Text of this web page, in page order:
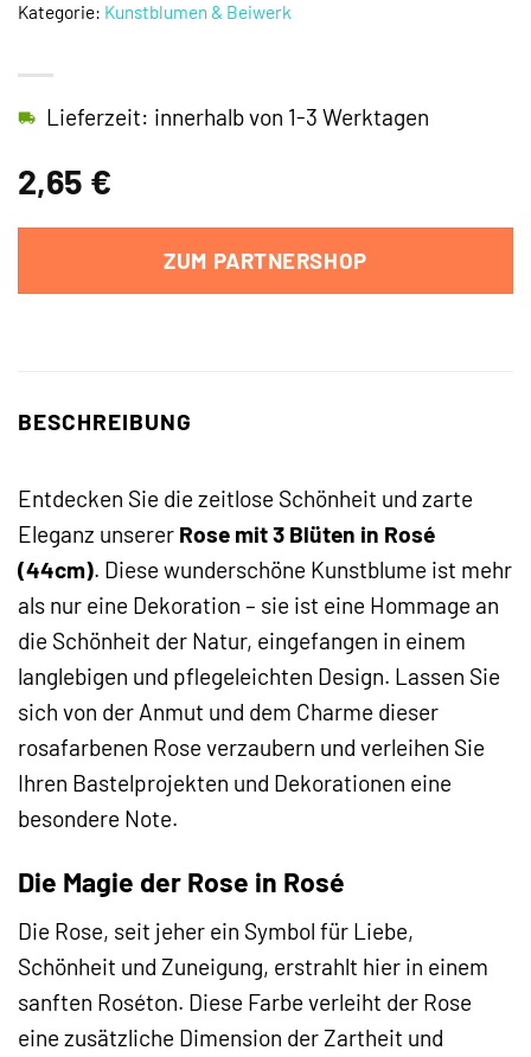
2,65 €
Lieferzeit: innerhalb von 1-3 Werktagen
ZUM PARTNERSHOP
Kategorie: Kunstblumen & Beiwerk
BESCHREIBUNG
Entdecken Sie die zeitlose Schönheit und zarte
Eleganz unserer Rose mit 3 Blüten in Rosé
(44cm). Diese wunderschöne Kunstblume ist mehr
als nur eine Dekoration – sie ist eine Hommage an
die Schönheit der Natur, eingefangen in einem
langlebigen und pflegeleichten Design. Lassen Sie
sich von der Anmut und dem Charme dieser
rosafarbenen Rose verzaubern und verleihen Sie
Ihren Bastelprojekten und Dekorationen eine
besondere Note.
Die Magie der Rose in Rosé
Die Rose, seit jeher ein Symbol für Liebe,
Schönheit und Zuneigung, erstrahlt hier in einem
sanften Roséton. Diese Farbe verleiht der Rose
eine zusätzliche Dimension der Zartheit und